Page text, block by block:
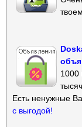
1000
Есть ненужные
с выгодой!